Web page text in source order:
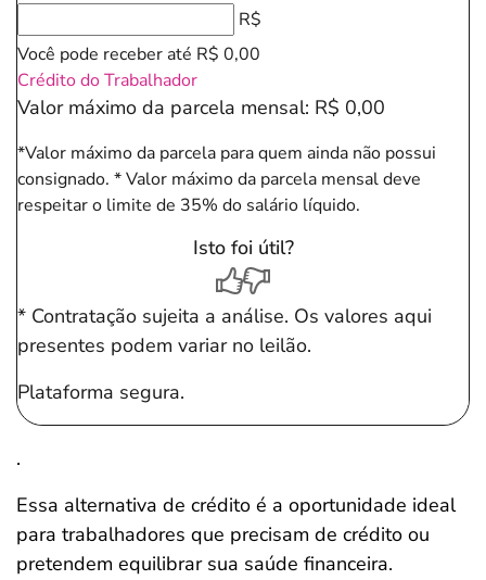
R$
Você pode receber até R$ 0,00
Crédito do Trabalhador
Valor máximo da parcela mensal: R$ 0,00
*Valor máximo da parcela para quem ainda não possui
consignado. * Valor máximo da parcela mensal deve
respeitar o limite de 35% do salário líquido.
Isto foi útil?
* Contratação sujeita a análise. Os valores aqui
presentes podem variar no leilão.
Plataforma segura.
.
Essa alternativa de crédito é a oportunidade ideal
para trabalhadores que precisam de crédito ou
pretendem equilibrar sua saúde financeira.